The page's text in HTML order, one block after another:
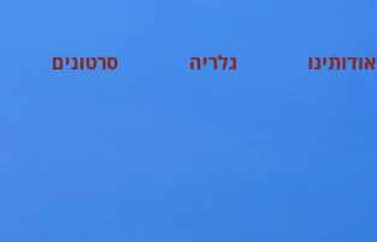
אודותינו גלריה סרטונים